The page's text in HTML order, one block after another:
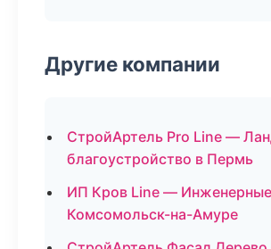
Другие компании
СтройАртель Pro Line —
благоустройство в Пермь
ИП Кров Line — Инженерные
Комсомольск-на-Амуре